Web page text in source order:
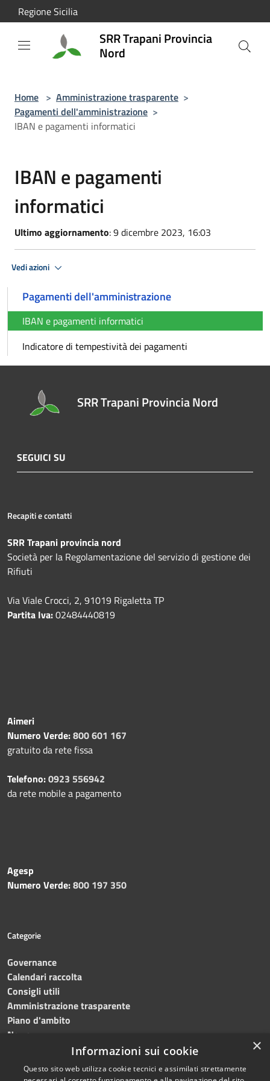
Salta al contenuto principale
Regione Sicilia
SRR Trapani Provincia
Nord
Home > Amministrazione trasparente >
Pagamenti dell'amministrazione >
IBAN e pagamenti informatici
IBAN e pagamenti
informatici
Ultimo aggiornamento: 9 dicembre 2023, 16:03
Vedi azioni
Pagamenti dell'amministrazione
IBAN e pagamenti informatici
Indicatore di tempestività dei pagamenti
SRR Trapani Provincia Nord
SEGUICI SU
Recapiti e contatti
SRR Trapani provincia nord
Società per la Regolamentazione del servizio di gestione dei
Rifiuti
Via Viale Crocci, 2, 91019 Rigaletta TP
Partita Iva:02484440819
Aimeri
Numero Verde:800 601 167
gratuito da rete fissa
Telefono:0923 556942
da rete mobile a pagamento
Agesp
Numero Verde:800 197 350
Categorie
Governance
Calendari raccolta
Consigli utili
Amministrazione trasparente
Piano d'ambito
News
×
Informazioni sui cookie
Questo sito web utilizza cookie tecnici e assimilati strettamente